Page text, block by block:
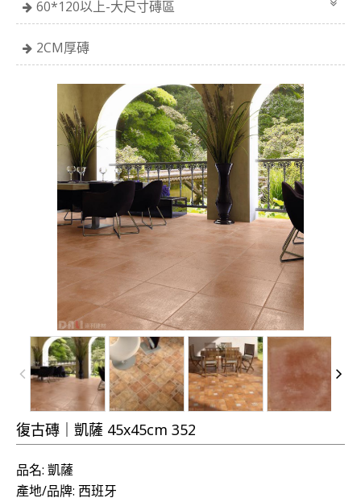
60*120以上-大尺寸磚區
2CM厚磚
復古磚｜凱薩 45x45cm 352
品名: 凱薩
產地/品牌: 西班牙